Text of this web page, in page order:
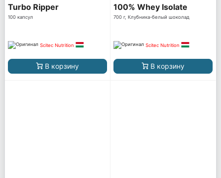
Turbo Ripper
100 капсул
Scitec Nutrition
В корзину
100% Whey Isolate
700 г, Клубника-белый шоколад
Scitec Nutrition
В корзину